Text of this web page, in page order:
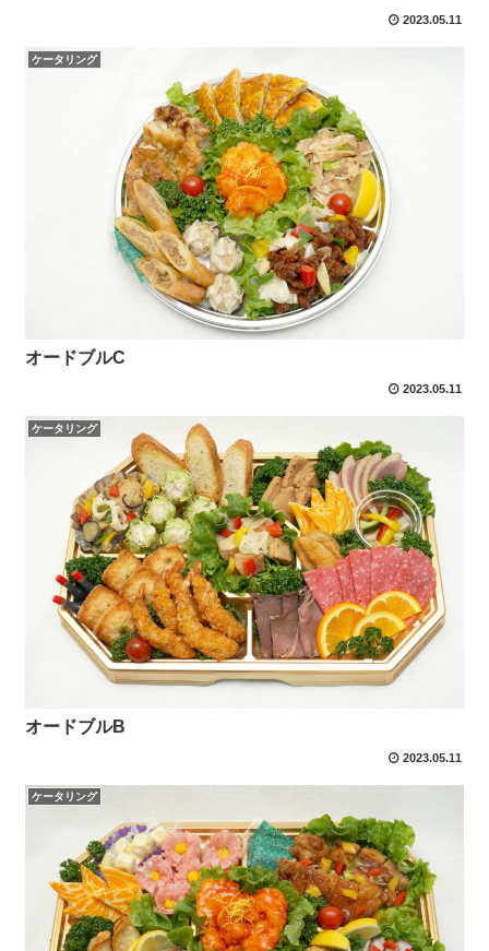
2023.05.11
ケータリング
オードブルC
2023.05.11
ケータリング
オードブルB
2023.05.11
ケータリング